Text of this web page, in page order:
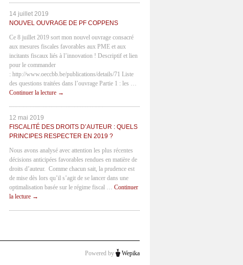
14 juillet 2019
NOUVEL OUVRAGE DE PF COPPENS
Ce 8 juillet 2019 sort mon nouvel ouvrage consacré
aux mesures fiscales favorables aux PME et aux
incitants fiscaux liés à l’innovation ! Descriptif et lien
pour le commander
: http://www.oeccbb.be/publications/details/71 Liste
des questions traitées dans l’ouvrage Partie 1 : les …
Continuer la lecture →
12 mai 2019
FISCALITÉ DES DROITS D’AUTEUR : QUELS
PRINCIPES RESPECTER EN 2019 ?
Nous avons analysé avec attention les plus récentes
décisions anticipées favorables rendues en matière de
droits d’auteur. Comme chacun sait, la prudence est
de mise dès lors qu’il s’agit de se lancer dans une
optimalisation basée sur le régime fiscal …Continuer
la lecture →
Powered by Wepika